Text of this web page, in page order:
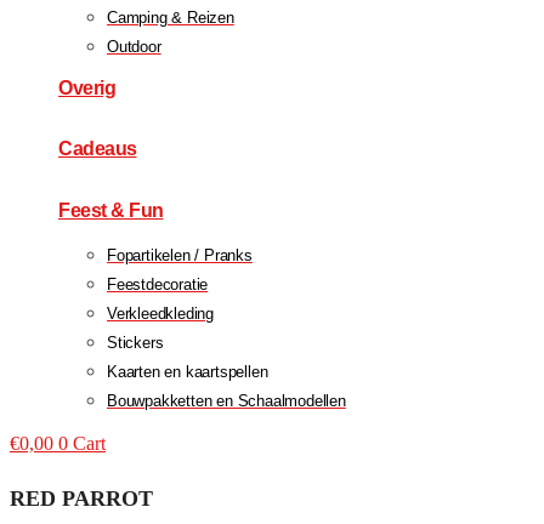
Camping & Reizen
Outdoor
Overig
Cadeaus
Feest & Fun
Fopartikelen / Pranks
Feestdecoratie
Verkleedkleding
Stickers
Kaarten en kaartspellen
Bouwpakketten en Schaalmodellen
€0,00 0 Cart
RED PARROT